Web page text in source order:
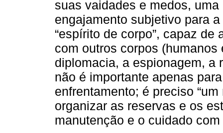
suas vaidades e medos,
engajamento subjetivo para
“espírito de corpo”, capaz
com outros corpos
diplomacia, a espionagem, a
não é importante apenas
enfrentamento; é preciso
organizar as reservas e os
manutenção e o cuidado